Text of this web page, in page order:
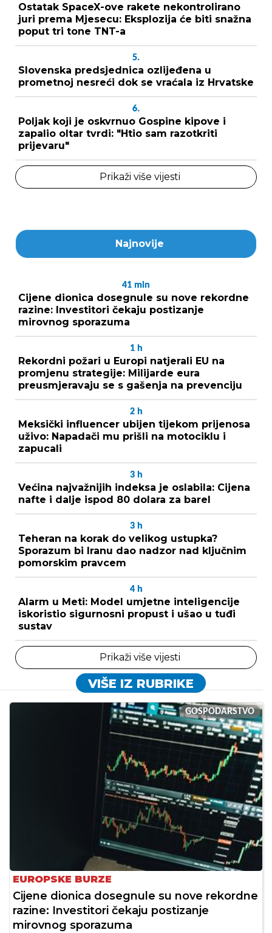
Ostatak SpaceX-ove rakete nekontrolirano
juri prema Mjesecu: Eksplozija će biti snažna
poput tri tone TNT-a
5.
Slovenska predsjednica ozlijeđena u
prometnoj nesreći dok se vraćala iz Hrvatske
6.
Poljak koji je oskvrnuo Gospine kipove i
zapalio oltar tvrdi: "Htio sam razotkriti
prijevaru"
Prikaži više vijesti
Najnovije
41 min
Cijene dionica dosegnule su nove rekordne
razine: Investitori čekaju postizanje
mirovnog sporazuma
1 h
Rekordni požari u Europi natjerali EU na
promjenu strategije: Milijarde eura
preusmjeravaju se s gašenja na prevenciju
2 h
Meksički influencer ubijen tijekom prijenosa
uživo: Napadači mu prišli na motociklu i
zapucali
3 h
Većina najvažnijih indeksa je oslabila: Cijena
nafte i dalje ispod 80 dolara za barel
3 h
Teheran na korak do velikog ustupka?
Sporazum bi Iranu dao nadzor nad ključnim
pomorskim pravcem
4 h
Alarm u Meti: Model umjetne inteligencije
iskoristio sigurnosni propust i ušao u tuđi
sustav
Prikaži više vijesti
VIŠE IZ RUBRIKE
GOSPODARSTVO
EUROPSKE BURZE
Cijene dionica dosegnule su nove rekordne
razine: Investitori čekaju postizanje
mirovnog sporazuma